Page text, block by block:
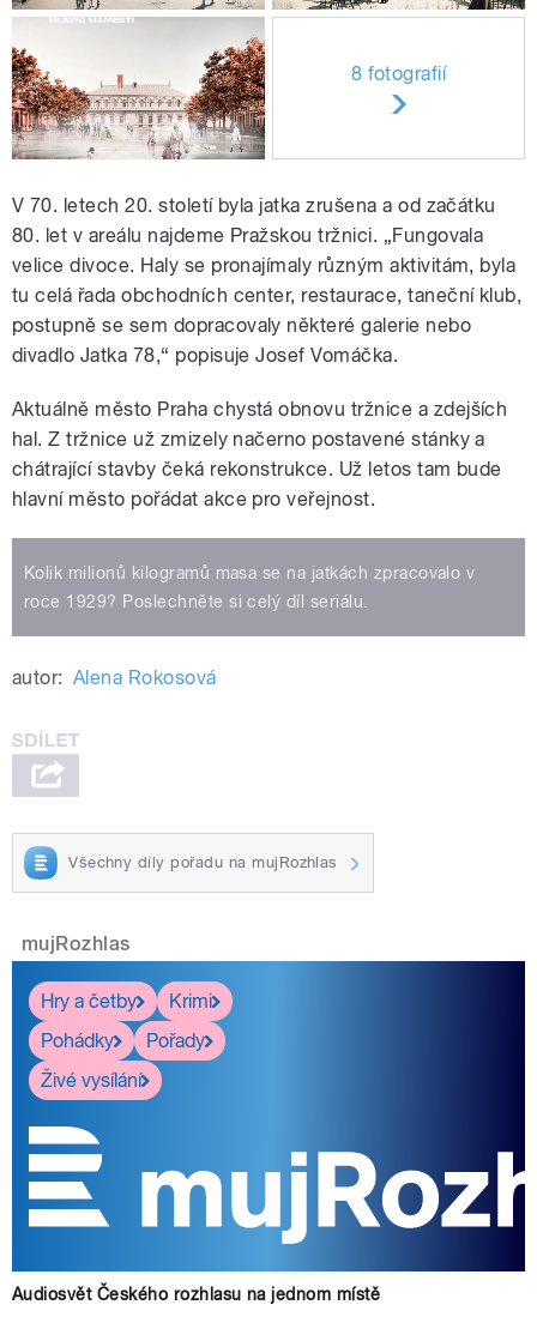
8 fotografií
V 70. letech 20. století byla jatka zrušena a od začátku
80. let v areálu najdeme Pražskou tržnici. „Fungovala
velice divoce. Haly se pronajímaly různým aktivitám, byla
tu celá řada obchodních center, restaurace, taneční klub,
postupně se sem dopracovaly některé galerie nebo
divadlo Jatka 78,“ popisuje Josef Vomáčka.
Aktuálně město Praha chystá obnovu tržnice a zdejších
hal. Z tržnice už zmizely načerno postavené stánky a
chátrající stavby čeká rekonstrukce. Už letos tam bude
hlavní město pořádat akce pro veřejnost.
Kolik milionů kilogramů masa se na jatkách zpracovalo v
roce 1929? Poslechněte si celý díl seriálu.
autor: Alena Rokosová
Všechny díly pořadu na mujRozhlas
mujRozhlas
Hry a četby
Krimi
Pohádky
Pořady
Živé vysílání
Audiosvět Českého rozhlasu na jednom místě